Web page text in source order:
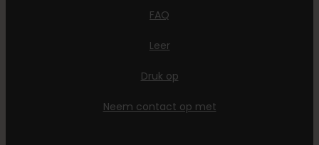
FAQ
Leer
Druk op
Neem contact op met